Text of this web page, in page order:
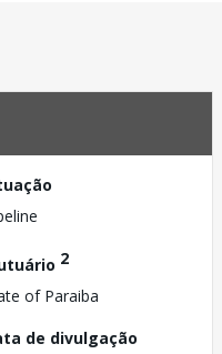
2
of Paraiba
de divulgação